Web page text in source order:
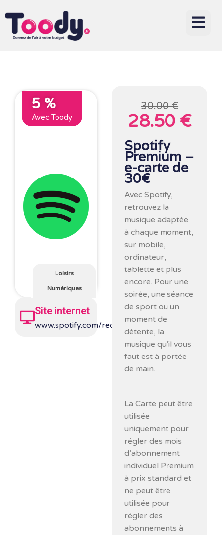
5 %
Avec Toody
Loisirs
Numériques
Site internet
www.spotify.com/redeem
30.00 €
28.50 €
Spotify
Premium –
e-carte de
30€
Avec Spotify,
retrouvez la
musique adaptée
à chaque moment,
sur mobile,
ordinateur,
tablette et plus
encore. Pour une
soirée, une séance
de sport ou un
moment de
détente, la
musique qu’il vous
faut est à portée
de main.
La Carte peut être
utilisée
uniquement pour
régler des mois
d’abonnement
individuel Premium
à prix standard et
ne peut être
utilisée pour
régler des
abonnements à